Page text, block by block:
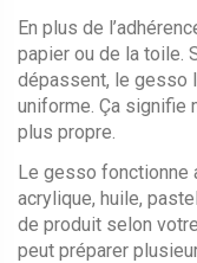
En plus de
papier ou de la toile.
dépassent, le gesso
uniforme. Ça signifie
plus propre.
Le gesso fonctionne
acrylique, huile,
de produit selon
peut préparer